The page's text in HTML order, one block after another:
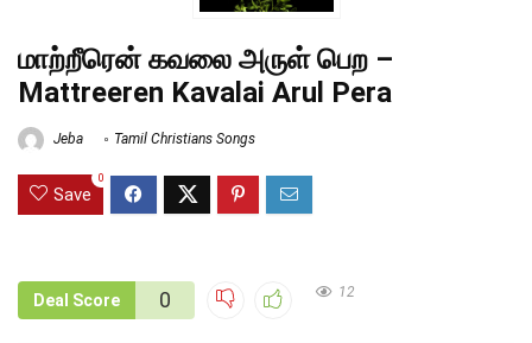
மாற்றீரென் கவலை அருள் பெற –
Mattreeren Kavalai Arul Pera
Jeba Tamil Christians Songs
Save
0
Deal Score 0 12